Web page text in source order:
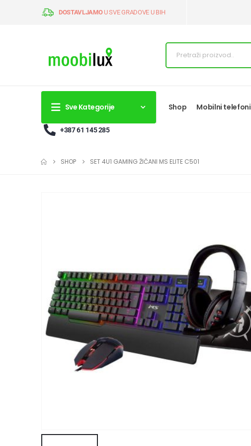
DOSTAVLJAMOU SVE GRADOVE U BIH
Sve Kategorije Shop Mobilni telefoni
+387 61 145 285
SHOP SET 4U1 GAMING ŽIČANI MS ELITE C501